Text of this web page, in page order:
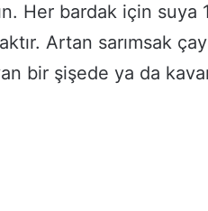
Her bardak için suya
Artan sarımsak
bir şişede ya da